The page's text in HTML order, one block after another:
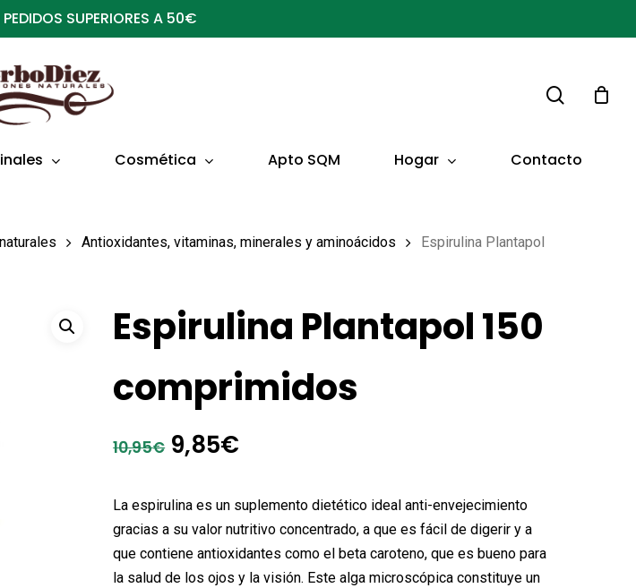
SUPERIORES A 50€
Cosmética Apto SQM Hogar Contacto
Antioxidantes, vitaminas, minerales y aminoácidos
Espirulina Plantapol
Espirulina Plantapol 150
comprimidos
10,95€ El
original
era:
10,95€.
9,85€
actual
es:
9,85€.
La espirulina es un suplemento dietético ideal anti-envejecimiento
gracias a su valor nutritivo concentrado, a que es fácil de digerir y a
que contiene antioxidantes como el beta caroteno, que es bueno para
la salud de los ojos y la visión. Este alga microscópica constituye un